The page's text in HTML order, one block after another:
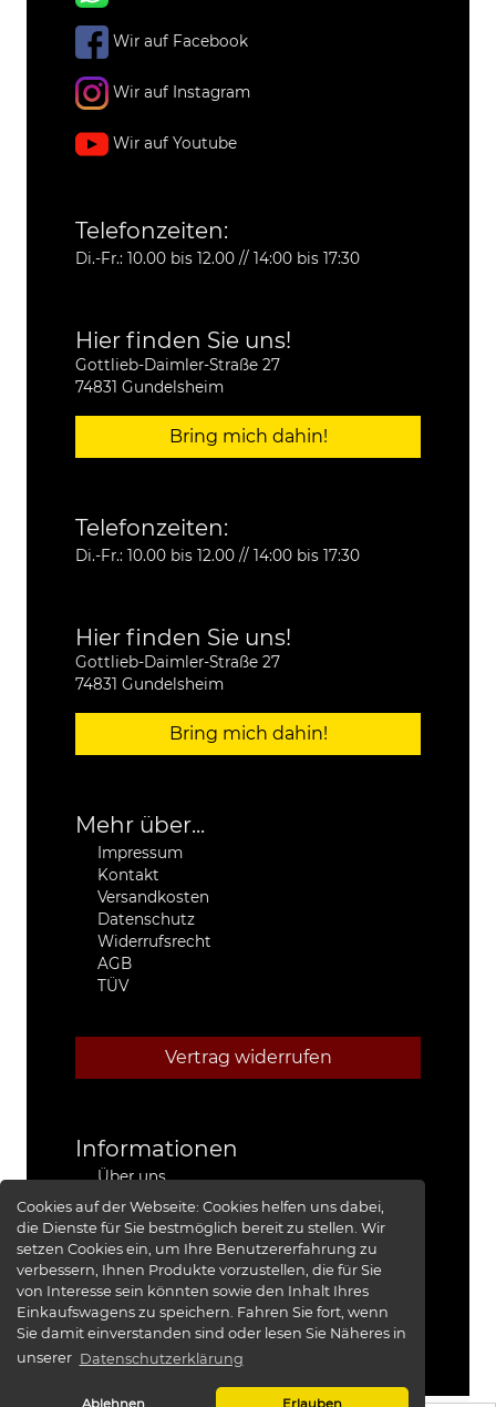
Cookies auf der Webseite:Cookies helfen uns dabei,
die Dienste für Sie bestmöglich bereit zu stellen. Wir
setzen Cookies ein, um Ihre Benutzererfahrung zu
verbessern, Ihnen Produkte vorzustellen, die für Sie
von Interesse sein könnten sowie den Inhalt Ihres
Einkaufswagens zu speichern. Fahren Sie fort, wenn
Sie damit einverstanden sind oder lesen Sie Näheres in
unserer Datenschutzerklärung
Wir auf Facebook
Wir auf Instagram
Wir auf Youtube
Telefonzeiten:
Di.-Fr.: 10.00 bis 12.00 // 14:00 bis 17:30
Hier finden Sie uns!
Gottlieb-Daimler-Straße 27
74831 Gundelsheim
Bring mich dahin!
Telefonzeiten:
Di.-Fr.: 10.00 bis 12.00 // 14:00 bis 17:30
Hier finden Sie uns!
Gottlieb-Daimler-Straße 27
74831 Gundelsheim
Bring mich dahin!
Mehr über...
Impressum
Kontakt
Versandkosten
Datenschutz
Widerrufsrecht
AGB
TÜV
Vertrag widerrufen
Informationen
Über uns
Stützpunkthändler
4x4 Kfz-Meister Werkstatt Jeep®
Presse
Red Baron I
Red Baron II
XRRA
Bildergalerie